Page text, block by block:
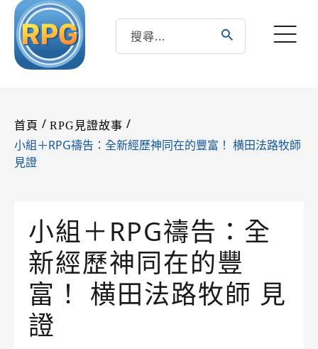
首頁 / RPG見證故事 /
小組＋RPG禱告：全新經歷神同在的豐富！ 横田法路牧師
見證
小組＋RPG禱告：全
新經歷神同在的豐
富！ 横田法路牧師 見
證